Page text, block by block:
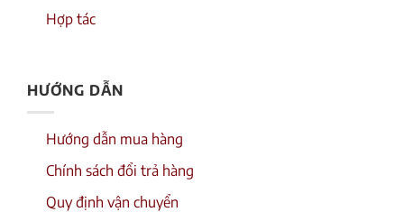
Hợp tác
HƯỚNG DẪN
Hướng dẫn mua hàng
Chính sách đổi trả hàng
Quy định vận chuyển